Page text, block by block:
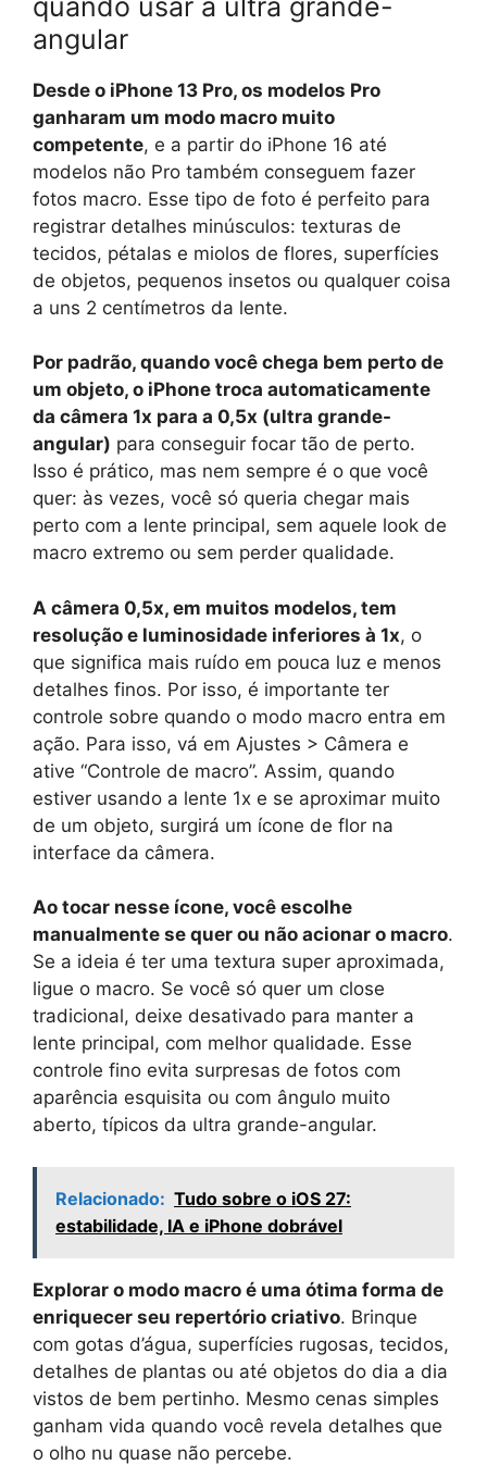
angular
Desde o iPhone 13 Pro, os modelos Pro
ganharam um modo macro muito
competente, e a partir do iPhone 16 até
modelos não Pro também conseguem fazer
fotos macro. Esse tipo de foto é perfeito para
registrar detalhes minúsculos: texturas de
tecidos, pétalas e miolos de flores, superfícies
de objetos, pequenos insetos ou qualquer coisa
a uns 2 centímetros da lente.
Por padrão, quando você chega bem perto de
um objeto, o iPhone troca automaticamente
da câmera 1x para a 0,5x (ultra grande-
angular) para conseguir focar tão de perto.
Isso é prático, mas nem sempre é o que você
quer: às vezes, você só queria chegar mais
perto com a lente principal, sem aquele look de
macro extremo ou sem perder qualidade.
A câmera 0,5x, em muitos modelos, tem
resolução e luminosidade inferiores à 1x, o
que significa mais ruído em pouca luz e menos
detalhes finos. Por isso, é importante ter
controle sobre quando o modo macro entra em
ação. Para isso, vá em Ajustes > Câmera e
ative “Controle de macro”. Assim, quando
estiver usando a lente 1x e se aproximar muito
de um objeto, surgirá um ícone de flor na
interface da câmera.
Ao tocar nesse ícone, você escolhe
manualmente se quer ou não acionar o macro.
Se a ideia é ter uma textura super aproximada,
ligue o macro. Se você só quer um close
tradicional, deixe desativado para manter a
lente principal, com melhor qualidade. Esse
controle fino evita surpresas de fotos com
aparência esquisita ou com ângulo muito
aberto, típicos da ultra grande-angular.
Relacionado: Tudo sobre o iOS 27:
estabilidade, IA e iPhone dobrável
Explorar o modo macro é uma ótima forma de
enriquecer seu repertório criativo. Brinque
com gotas d’água, superfícies rugosas, tecidos,
detalhes de plantas ou até objetos do dia a dia
vistos de bem pertinho. Mesmo cenas simples
ganham vida quando você revela detalhes que
o olho nu quase não percebe.